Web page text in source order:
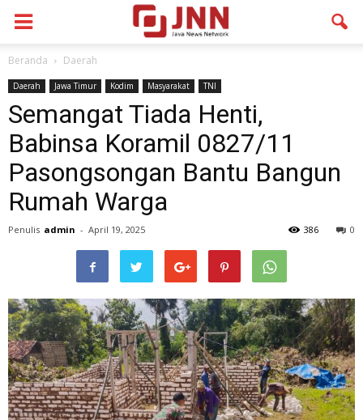
Beranda Daerah
Daerah Jawa Timur Kodim Masyarakat TNI
Semangat Tiada Henti,
Babinsa Koramil 0827/11
Pasongsongan Bantu Bangun
Rumah Warga
Penulis admin - April 19, 2025 0
386